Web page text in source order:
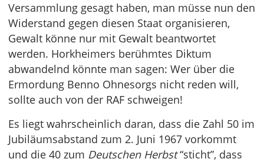
Versammlung gesagt haben, man müsse nun den
Widerstand gegen diesen Staat organisieren,
Gewalt könne nur mit Gewalt beantwortet
werden. Horkheimers berühmtes Diktum
abwandelnd könnte man sagen: Wer über die
Ermordung Benno Ohnesorgs nicht reden will,
sollte auch von der RAF schweigen!
Es liegt wahrscheinlich daran, dass die Zahl 50 im
Jubiläumsabstand zum 2. Juni 1967 vorkommt
und die 40 zum Deutschen Herbst“sticht”, dass